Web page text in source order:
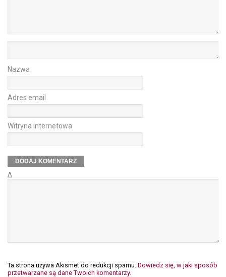
Nazwa
Adres email
Witryna internetowa
Δ
Ta strona używa Akismet do redukcji spamu. Dowiedz się, w jaki sposób
przetwarzane są dane Twoich komentarzy.